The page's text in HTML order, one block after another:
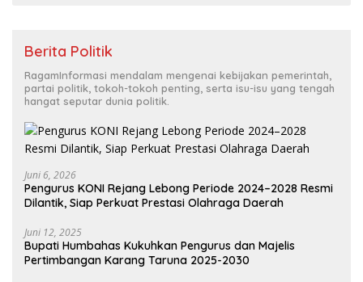
Berita Politik
RagamInformasi mendalam mengenai kebijakan pemerintah,
partai politik, tokoh-tokoh penting, serta isu-isu yang tengah
hangat seputar dunia politik.
Juni 6, 2026
Pengurus KONI Rejang Lebong Periode 2024–2028 Resmi
Dilantik, Siap Perkuat Prestasi Olahraga Daerah
Juni 12, 2025
Bupati Humbahas Kukuhkan Pengurus dan Majelis
Pertimbangan Karang Taruna 2025-2030